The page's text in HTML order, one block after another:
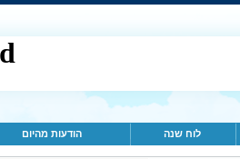
לוח שנה הודעות מהיום